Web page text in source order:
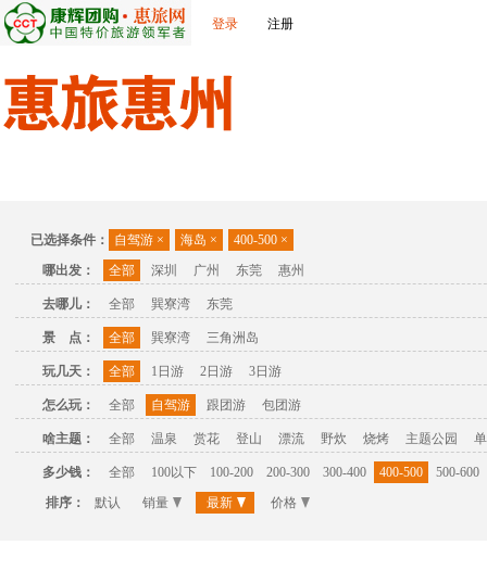
登录 注册
已选择条件： 自驾游 × 海岛 × 400-500 ×
哪出发：
全部 深圳 广州 东莞 惠州
去哪儿： 全部 巽寮湾 东莞
景 点： 全部 巽寮湾 三角洲岛
玩几天： 全部 1日游 2日游 3日游
怎么玩： 全部 自驾游 跟团游 包团游
啥主题： 全部 温泉 赏花 登山 漂流 野炊 烧烤 主题公园
多少钱： 全部 100以下 100-200 200-300 300-400 400-500
500-600
排序：
默认 销量 最新 价格